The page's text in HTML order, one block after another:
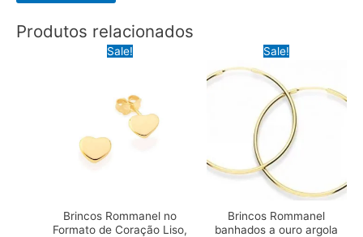
Produtos relacionados
Sale!
Brincos Rommanel no
Formato de Coração Liso,
Sale!
Brincos Rommanel
banhados a ouro argola